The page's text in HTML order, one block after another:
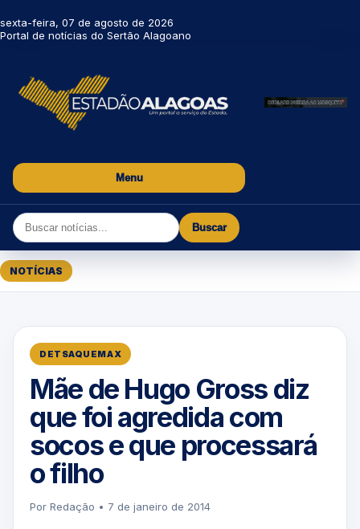
sexta-feira, 07 de agosto de 2026
Portal de notícias do Sertão Alagoano
Menu
Buscar
NOTÍCIAS
DETSAQUEMAX
Mãe de Hugo Gross diz
que foi agredida com
socos e que processará
o filho
Por Redação • 7 de janeiro de 2014